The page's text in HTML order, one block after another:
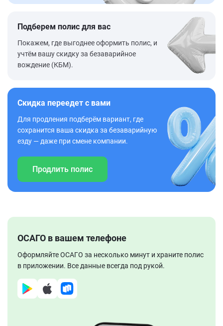
Подберем полис для вас
Покажем, где выгоднее оформить полис, и
учтём вашу скидку за безаварийное
вождение (КБМ).
Скидка переедет с вами
Для продления подберём вариант, где
сохранится ваша скидка за безаварийную
езду — даже при смене компании.
Продлить полис
ОСАГО в вашем телефоне
Оформляйте ОСАГО за несколько минут и храните полис
в приложении. Все данные всегда под рукой.